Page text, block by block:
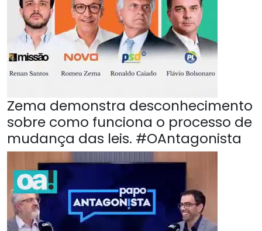
Zema demonstra desconhecimento
sobre como funciona o processo de
mudança das leis. #OAntagonista